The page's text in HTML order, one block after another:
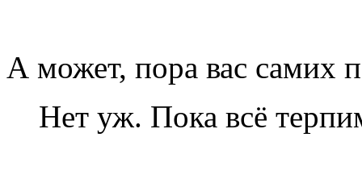
А может, пора вас самих
Нет уж. Пока всё